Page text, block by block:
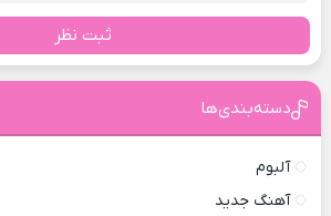
ثبت نظر
دسته‌بندی‌ها
آلبوم
آهنگ جدید